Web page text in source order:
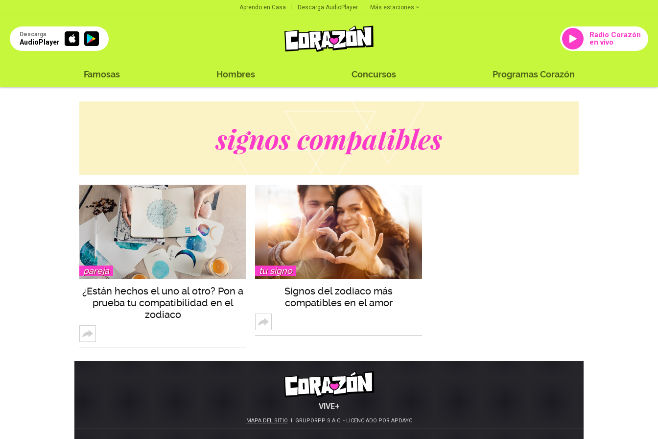
Aprendo en Casa Descarga AudioPlayer Más estaciones
Descarga
AudioPlayer
Radio Corazón
en vivo
Famosas Hombres Concursos Programas Corazón
signos compatibles
pareja
¿Están hechos el uno al otro? Pon a
prueba tu compatibilidad en el
zodiaco
tu signo
Signos del zodiaco más
compatibles en el amor
VIVE+
MAPA DEL SITIO GRUPORPP S.A.C. - LICENCIADO POR APDAYC